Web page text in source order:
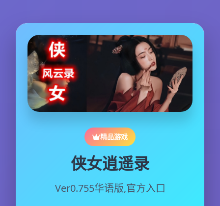
精品游戏
侠女逍遥录
Ver0.755华语版,官方入口